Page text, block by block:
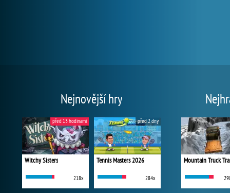
Nejnovější hry
Witchy Sisters
218x
před 13 hodinami
Tennis Masters 2026
284x
před 2 dny
Mountain Truck